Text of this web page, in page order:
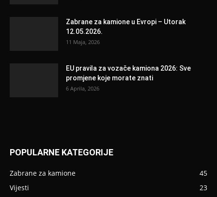
Zabrane za kamione u Evropi – Utorak
12.05.2026.
11 Maja, 2026
EU pravila za vozače kamiona 2026: Sve
promjene koje morate znati
6 Aprila, 2026
POPULARNE KATEGORIJE
Zabrane za kamione
45
Vijesti
23